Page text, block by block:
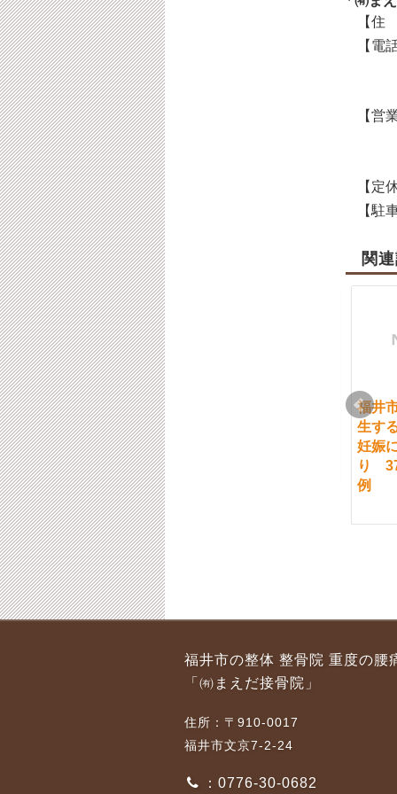
【住
【電
【営
【定
【駐
関
福井市 腰痛の方の事
例
2020-08-19
福井
生す
妊娠
り
例
2015-05-12
福井市の整体 整骨院 重度の腰
「㈲まえだ接骨院」
住所：〒910-0017
福井市文京7-2-24
：0776-30-0682